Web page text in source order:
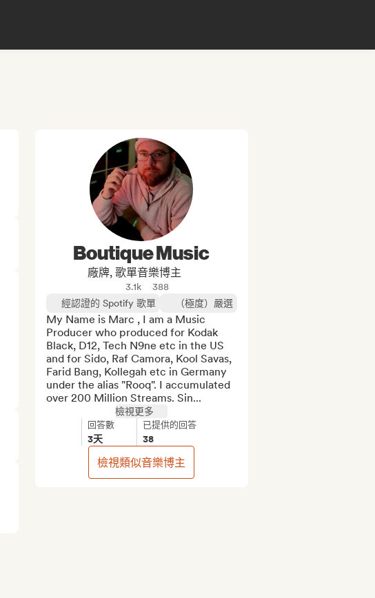
Boutique Music
廠牌, 歌單音樂博主
3.1k
388
經認證的 Spotify 歌單
（極度）嚴選
My Name is Marc , I am a Music
Producer who produced for Kodak
Black, D12, Tech N9ne etc in the US
and for Sido, Raf Camora, Kool Savas,
Farid Bang, Kollegah etc in Germany
under the alias "Rooq". I accumulated
over 200 Million Streams. Sin...
檢視更多
回答數
3天
已提供的回答
38
檢視類似音樂博主